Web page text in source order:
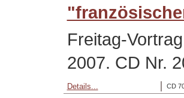
Freitag-
2007. CD Nr.
CD
Details...